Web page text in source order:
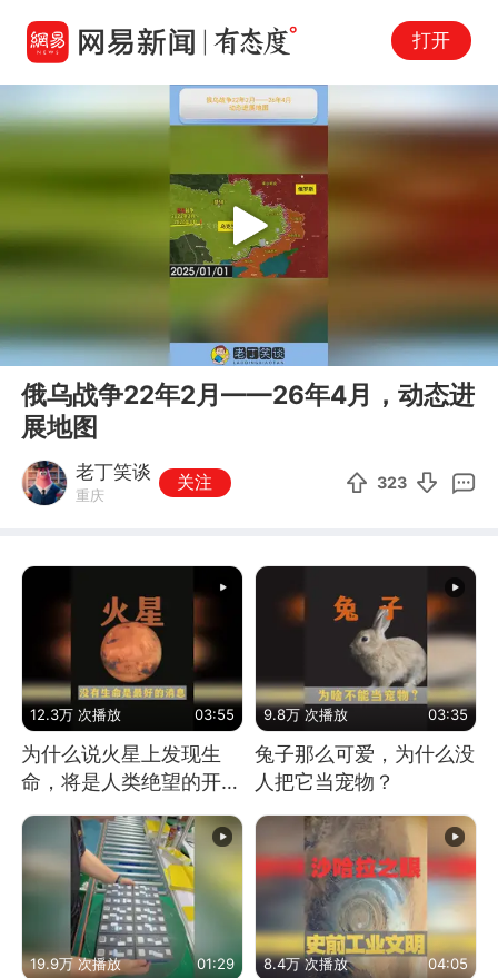
打开
00:00 00:55
Play
俄乌战争22年2月——26年4月，动态进
展地图
老丁笑谈
重庆
关注 323
12.3万 次播放 03:55
为什么说火星上发现生
命，将是人类绝望的开
始？
9.8万 次播放 03:35
兔子那么可爱，为什么没
人把它当宠物？
19.9万 次播放 01:29 8.4万 次播放 04:05